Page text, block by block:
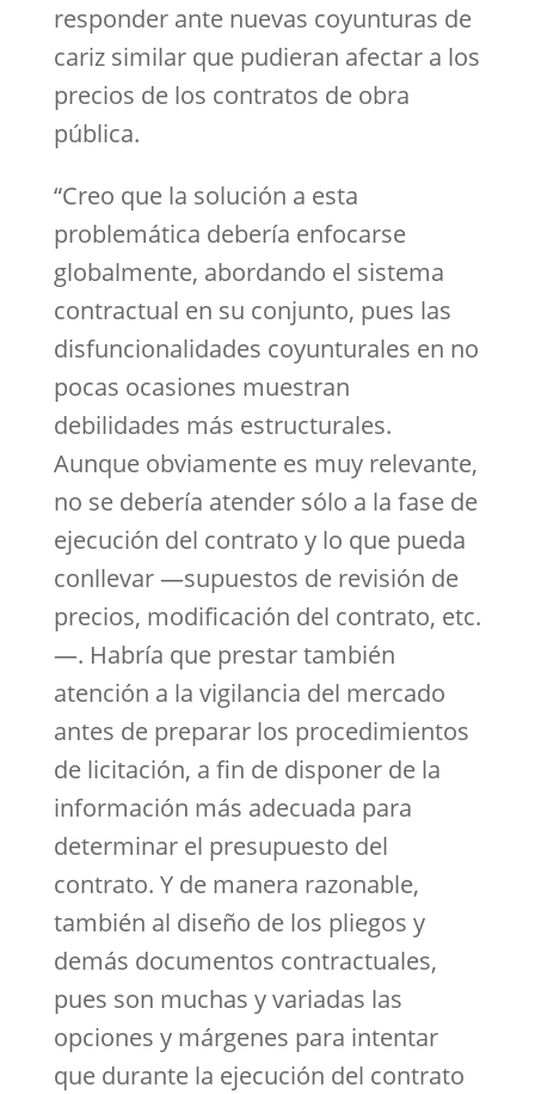
responder ante nuevas coyunturas de
cariz similar que pudieran afectar a los
precios de los contratos de obra
pública.
“Creo que la solución a esta
problemática debería enfocarse
globalmente, abordando el sistema
contractual en su conjunto, pues las
disfuncionalidades coyunturales en no
pocas ocasiones muestran
debilidades más estructurales.
Aunque obviamente es muy relevante,
no se debería atender sólo a la fase de
ejecución del contrato y lo que pueda
conllevar —supuestos de revisión de
precios, modificación del contrato, etc.
—. Habría que prestar también
atención a la vigilancia del mercado
antes de preparar los procedimientos
de licitación, a fin de disponer de la
información más adecuada para
determinar el presupuesto del
contrato. Y de manera razonable,
también al diseño de los pliegos y
demás documentos contractuales,
pues son muchas y variadas las
opciones y márgenes para intentar
que durante la ejecución del contrato